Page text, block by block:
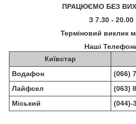
ПРАЦЮЄМО БЕЗ
З 7.30 - 20.00
Терміновий виклик
Наші
Київстар
Водафон
(066)
Лайфсел
(063)
Міський
(044)-